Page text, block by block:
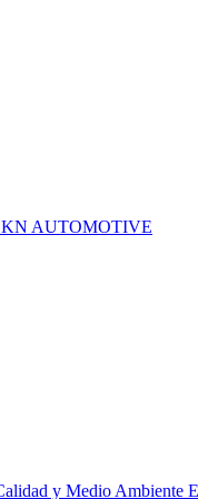
AUTOMOTIVE
y Medio Ambiente